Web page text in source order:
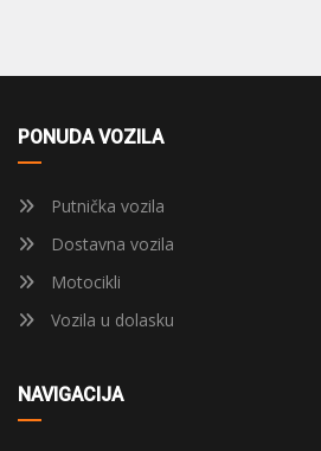
PONUDA VOZILA
Putnička vozila
Dostavna vozila
Motocikli
Vozila u dolasku
NAVIGACIJA